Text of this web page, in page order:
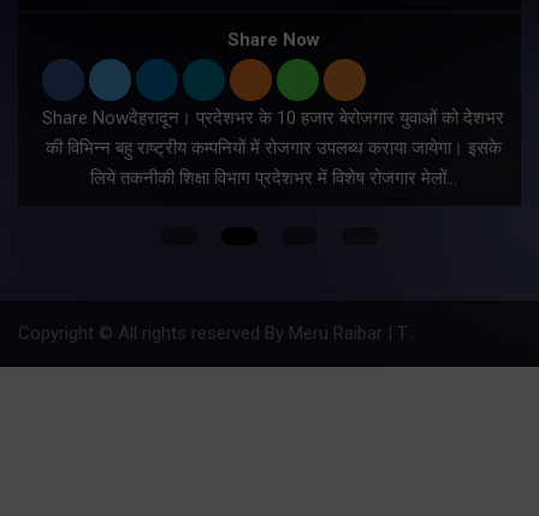
Share Now
Share Nowदेहरादून। प्रदेशभर के 10 हजार बेरोजगार युवाओं को देशभर
की विभिन्न बहु राष्ट्रीय कम्पनियों में रोजगार उपलब्ध कराया जायेगा। इसके
लिये तकनीकी शिक्षा विभाग प्रदेशभर में विशेष रोजगार मेलों…
Copyright © All rights reserved By Meru Raibar | Theme by